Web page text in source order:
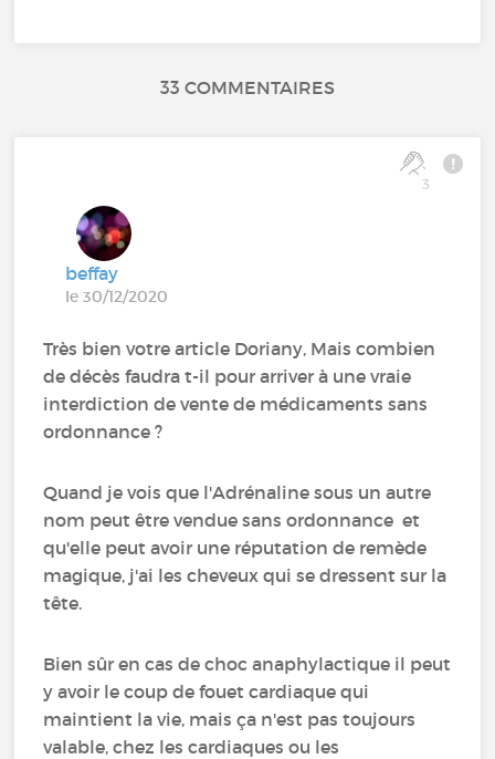
33 COMMENTAIRES
3
beffay
le 30/12/2020
Très bien votre article Doriany, Mais combien
de décès faudra t-il pour arriver à une vraie
interdiction de vente de médicaments sans
ordonnance ?
Quand je vois que l'Adrénaline sous un autre
nom peut être vendue sans ordonnance et
qu'elle peut avoir une réputation de remède
magique, j'ai les cheveux qui se dressent sur la
tête.
Bien sûr en cas de choc anaphylactique il peut
y avoir le coup de fouet cardiaque qui
maintient la vie, mais ça n'est pas toujours
valable, chez les cardiaques ou les